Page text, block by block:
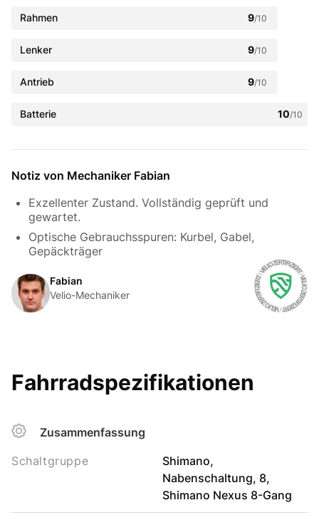
Rahmen 9/10
Lenker 9/10
Antrieb 9/10
Batterie 10/10
Notiz von Mechaniker Fabian
Exzellenter Zustand. Vollständig geprüft und
gewartet.
Optische Gebrauchsspuren: Kurbel, Gabel,
Gepäckträger
Fabian
Velio-Mechaniker
Fahrradspezifikationen
Zusammenfassung
Schaltgruppe
Shimano,
Nabenschaltung, 8,
Shimano Nexus 8-Gang